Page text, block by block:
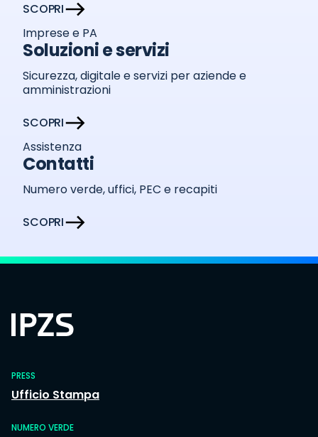
SCOPRI
Imprese e PA
Soluzioni e servizi
Sicurezza, digitale e servizi per aziende e
amministrazioni
SCOPRI
Assistenza
Contatti
Numero verde, uffici, PEC e recapiti
SCOPRI
PRESS
Ufficio Stampa
NUMERO VERDE